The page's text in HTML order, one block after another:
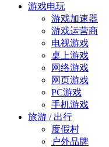
游戏电玩
游戏加速器
游戏运营商
电视游戏
桌上游戏
网络游戏
网页游戏
PC游戏
手机游戏
旅游 / 出行
度假村
户外品牌